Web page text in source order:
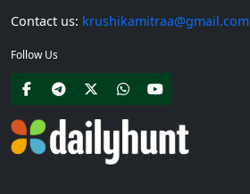
Contact us: krushikamitraa@gmail.com
Follow Us